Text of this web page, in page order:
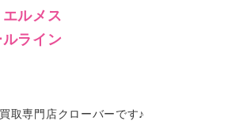
ルメス
ライン
取専門店クローバーです♪